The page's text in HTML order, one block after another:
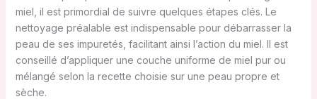
miel, il est primordial de suivre quelques étapes clés. Le
nettoyage préalable est indispensable pour débarrasser la
peau de ses impuretés, facilitant ainsi l’action du miel. Il est
conseillé d’appliquer une couche uniforme de miel pur ou
mélangé selon la recette choisie sur une peau propre et
sèche.